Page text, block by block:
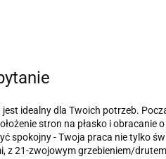
idealny dla Twoich potrzeb.
stron na płasko i obracanie
spokojny - Twoja praca nie tylko
z 21-zwojowym grzebieniem/